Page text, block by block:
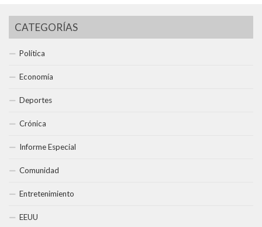
CATEGORÍAS
Política
Economía
Deportes
Crónica
Informe Especial
Comunidad
Entretenimiento
EEUU